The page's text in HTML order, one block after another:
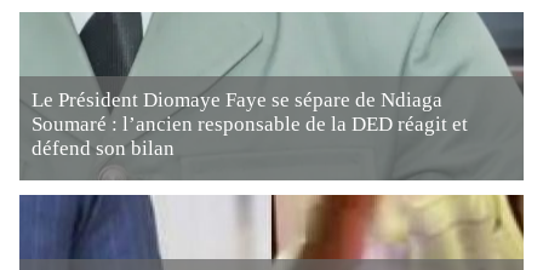
Le Président Diomaye Faye se sépare de Ndiaga
Soumaré : l’ancien responsable de la DED réagit et
défend son bilan